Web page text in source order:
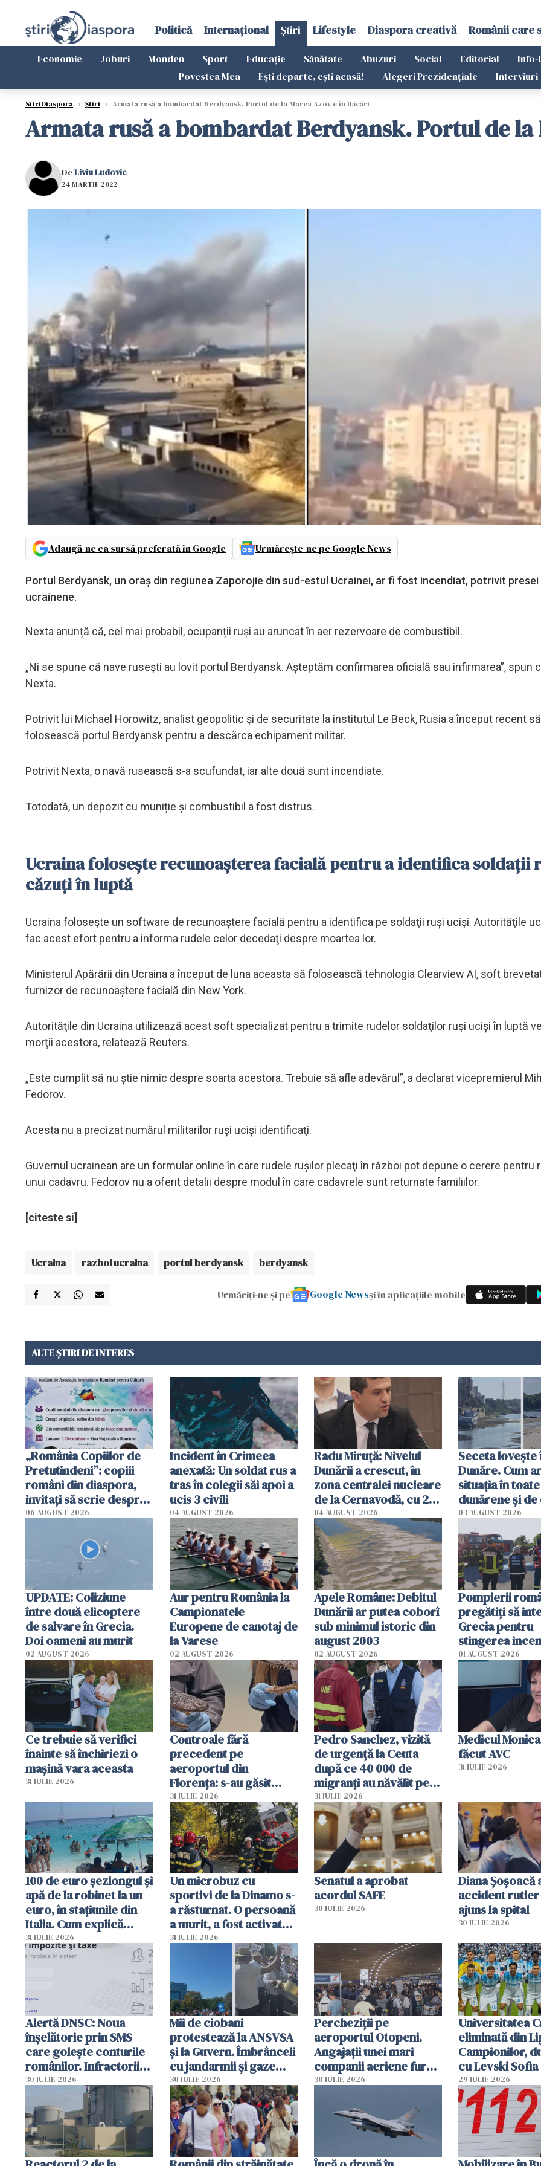
Politică Internațional Știri Lifestyle Diaspora creativă Românii care
Economie Joburi Monden Sport Educație Sănătate Abuzuri Social Editorial Info-
Povestea Mea
Ești departe, ești acasă! Alegeri Prezidențiale Interviuri
StiriDiaspora › Știri › Armata rusă a bombardat Berdyansk. Portul de la Marea Azov e în flăcări
Armata rusă a bombardat Berdyansk. Portul de
DeLiviu Ludovic
24 MARTIE 2022
Adaugă-ne ca sursă preferată în Google Urmărește-ne pe Google News
Portul Berdyansk, un oraș din regiunea Zaporojie din sud-estul Ucrainei, ar fi fost incendiat, potrivit presei
ucrainene.
Nexta anunță că, cel mai probabil, ocupanții ruși au aruncat în aer rezervoare de combustibil.
„Ni se spune că nave rusești au lovit portul Berdyansk. Așteptăm confirmarea oficială sau infirmarea”, spun
Nexta.
Potrivit lui Michael Horowitz, analist geopolitic și de securitate la institutul Le Beck, Rusia a început recent să
folosească portul Berdyansk pentru a descărca echipament militar.
Potrivit Nexta, o navă rusească s-a scufundat, iar alte două sunt incendiate.
Totodată, un depozit cu muniție și combustibil a fost distrus.
Ucraina foloseşte recunoaşterea facială pentru a identifica soldaţii
căzuţi în luptă
Ucraina foloseşte un software de recunoaştere facială pentru a identifica pe soldaţii ruşi ucişi. Autorităţile
fac acest efort pentru a informa rudele celor decedaţi despre moartea lor.
Ministerul Apărării din Ucraina a început de luna aceasta să folosească tehnologia Clearview AI, soft
furnizor de recunoaştere facială din New York.
Autorităţile din Ucraina utilizează acest soft specializat pentru a trimite rudelor soldaţilor ruşi ucişi în luptă
morţii acestora, relatează Reuters.
„Este cumplit să nu ştie nimic despre soarta acestora. Trebuie să afle adevărul”, a declarat vicepremierul
Fedorov.
Acesta nu a precizat numărul militarilor ruşi ucişi identificaţi.
Guvernul ucrainean are un formular online în care rudele ruşilor plecaţi în război pot depune o cerere pentru
unui cadavru. Fedorov nu a oferit detalii despre modul în care cadavrele sunt returnate familiilor.
[citeste si]
Ucraina razboi ucraina portul berdyansk berdyansk
Urmăriți-ne și pe Google Newsși în aplicațiile mobile
ALTE ȘTIRI DE INTERES
„România Copiilor de
Pretutindeni”: copiii
români din diaspora,
invitați să scrie despre
România într-un volum
06 AUGUST 2026
Incident în Crimeea
anexată: Un soldat rus a
tras în colegii săi apoi a
ucis 3 civili
04 AUGUST 2026
Radu Miruţă: Nivelul
Dunării a crescut, în
zona centralei nucleare
de la Cernavodă, cu 2
cm faţă de ziua trecută
04 AUGUST 2026
Seceta
Dunăre. Cum
situația în
dunărene și de
România
efectele, deși a
în iulie
03 AUGUST 2026
UPDATE: Coliziune
între două elicoptere
de salvare în Grecia.
Doi oameni au murit
02 AUGUST 2026
Aur pentru România la
Campionatele
Europene de canotaj de
la Varese
02 AUGUST 2026
Apele Române: Debitul
Dunării ar putea coborî
sub minimul istoric din
august 2003
02 AUGUST 2026
Pompierii
pregătiţi să
Grecia pentru
stingerea
01 AUGUST 2026
Ce trebuie să verifici
înainte să închiriezi o
mașină vara aceasta
31 IULIE 2026
Controale fără
precedent pe
aeroportul din
Florența: s-au găsit
capete de aligator și o
sumă imensă de bani
31 IULIE 2026
Pedro Sanchez, vizită
de urgență la Ceuta
după ce 40 000 de
migranți au năvălit pe
teritoriul spaniol: „Vom
mobiliza toate
resursele"
31 IULIE 2026
Medicul
făcut AVC
31 IULIE 2026
100 de euro șezlongul și
apă de la robinet la un
euro, în stațiunile din
Italia. Cum explică
autoritățile
31 IULIE 2026
Un microbuz cu
sportivi de la Dinamo s-
a răsturnat. O persoană
a murit, a fost activat
planul roșu de
31 IULIE 2026
Senatul a aprobat
acordul SAFE
30 IULIE 2026
Diana Șoșoacă
accident rutier
ajuns la spital
30 IULIE 2026
Alertă DNSC: Noua
înșelătorie prin SMS
care golește conturile
românilor. Infractorii
folosesc numele
Ghișeul.ro și al Poliției
Române
30 IULIE 2026
Mii de ciobani
protestează la ANSVSA
și la Guvern. Îmbrânceli
cu jandarmii și gaze
lacrimogene
30 IULIE 2026
Percheziții pe
aeroportul Otopeni.
Angajații unei mari
companii aeriene furau
parfumuri, ceasuri și
vânzării
30 IULIE 2026
Universitatea
eliminată din
Campionilor,
cu Levski Sofia
29 IULIE 2026